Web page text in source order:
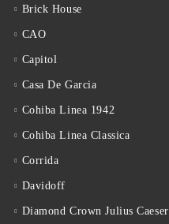
Brick House
CAO
Capitol
Casa De Garcia
Cohiba Linea 1942
Cohiba Linea Classica
Corrida
Davidoff
Diamond Crown Julius Caeser